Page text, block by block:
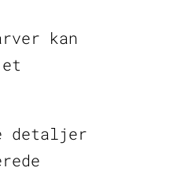
kan
detaljer